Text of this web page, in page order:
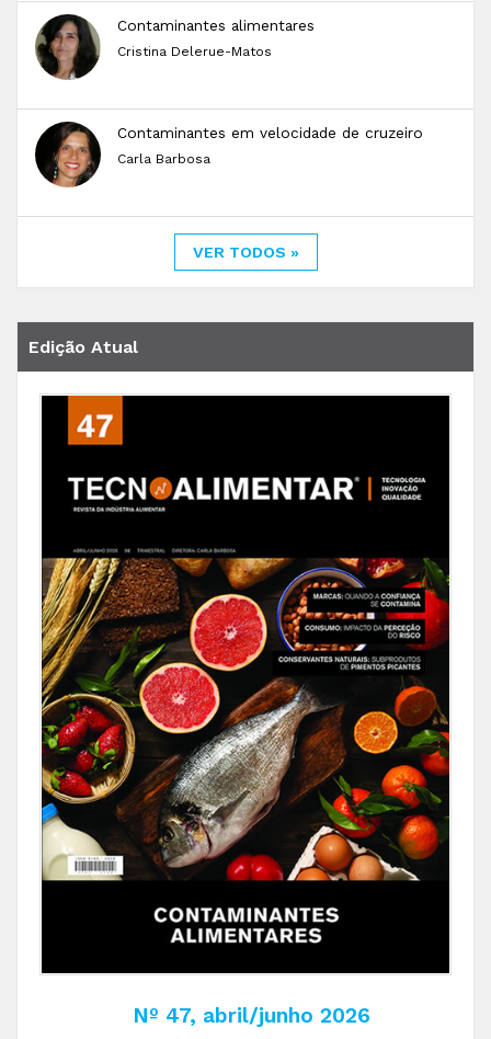
Contaminantes alimentares
Cristina Delerue-Matos
Contaminantes em velocidade de cruzeiro
Carla Barbosa
VER TODOS »
Edição Atual
Nº 47, abril/junho 2026